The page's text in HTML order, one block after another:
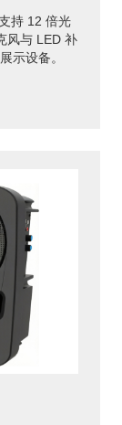
持 12 倍光
风与 LED 补
示设备。